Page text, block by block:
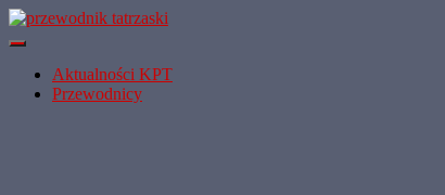
Przełącz
NawigacjęAktualności KPT
Przewodnicy